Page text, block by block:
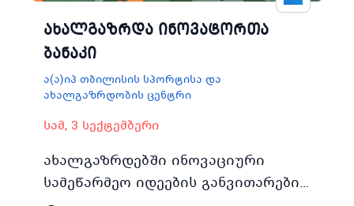
ახალგაზრდა ინოვატორთა
ბანაკი
ა(ა)იპ თბილისის სპორტისა და
ახალგაზრდობის ცენტრი
სამ, 3 სექტემბერი
ახალგაზრდებში ინოვაციური
სამეწარმეო იდეების განვითარების